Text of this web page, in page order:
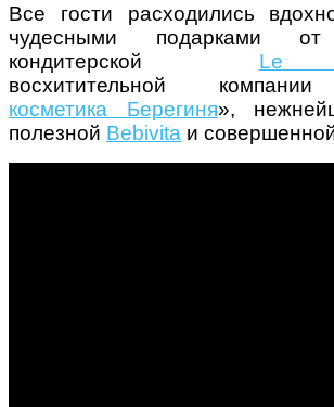
Все гости расходились
чудесными подарками от
кондитерской Le
восхитительной
косметика Берегиня»,
полезной Bebivita и